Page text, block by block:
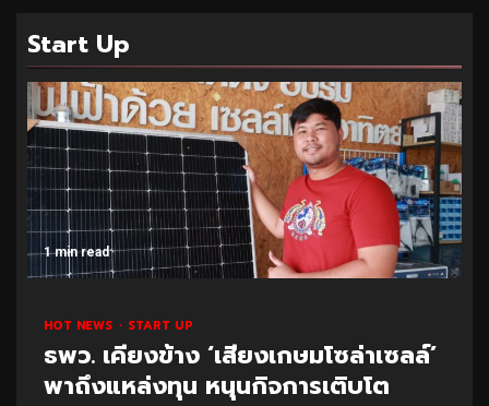
Start Up
1 min read
HOT NEWS START UP
ธพว. เคียงข้าง ‘เสียงเกษมโซล่าเซลล์’
พาถึงแหล่งทุน หนุนกิจการเติบโต